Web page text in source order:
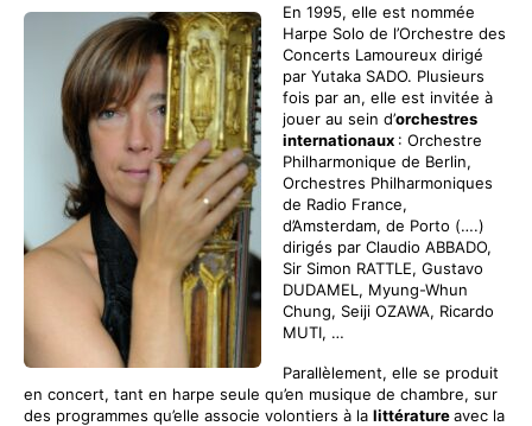
En 1995, elle est nommée
Harpe Solo de l’Orchestre des
Concerts Lamoureux dirigé
par Yutaka SADO. Plusieurs
fois par an, elle est invitée à
jouer au sein d’orchestres
internationaux : Orchestre
Philharmonique de Berlin,
Orchestres Philharmoniques
de Radio France,
d’Amsterdam, de Porto (….)
dirigés par Claudio ABBADO,
Sir Simon RATTLE, Gustavo
DUDAMEL, Myung-Whun
Chung, Seiji OZAWA, Ricardo
MUTI, …
Parallèlement, elle se produit
en concert, tant en harpe seule qu’en musique de chambre, sur
des programmes qu’elle associe volontiers à la littératureavec la